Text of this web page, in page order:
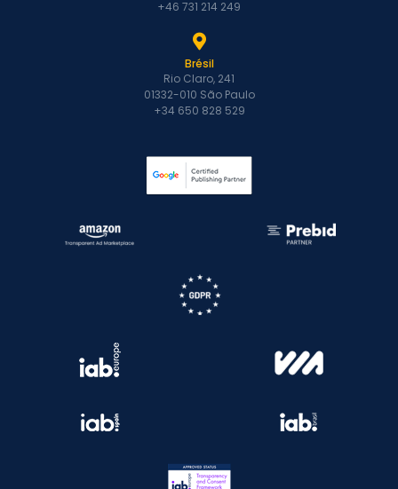
+46 731 214 249
Brésil
Rio Claro, 241
01332-010 São Paulo
+34 650 828 529